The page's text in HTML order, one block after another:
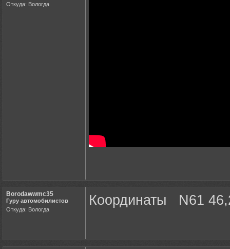
Откуда: Вологда
Borodawwmc35
Гуру автомобилистов
Откуда: Вологда
Координаты N61